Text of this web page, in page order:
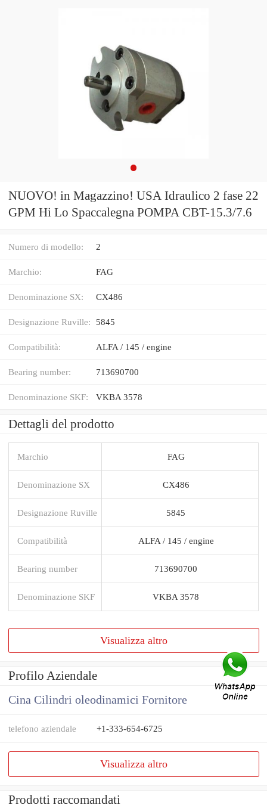
NUOVO! in Magazzino! USA Idraulico 2 fase 22
GPM Hi Lo Spaccalegna POMPA CBT-15.3/7.6
Numero di modello: 2
Marchio: FAG
Denominazione SX: CX486
Designazione Ruville: 5845
Compatibilità: ALFA / 145 / engine
Bearing number: 713690700
Denominazione SKF: VKBA 3578
Dettagli del prodotto
Marchio FAG
Denominazione SX CX486
Designazione Ruville 5845
Compatibilità ALFA / 145 / engine
Bearing number 713690700
Denominazione SKF VKBA 3578
Visualizza altro
Profilo Aziendale
Cina Cilindri oleodinamici Fornitore
telefono aziendale +1-333-654-6725
Visualizza altro
Prodotti raccomandati